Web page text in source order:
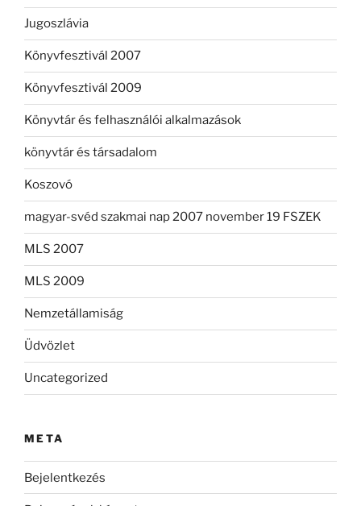
Jugoszlávia
Könyvfesztivál 2007
Könyvfesztivál 2009
Könyvtár és felhasználói alkalmazások
könyvtár és társadalom
Koszovó
magyar-svéd szakmai nap 2007 november 19 FSZEK
MLS 2007
MLS 2009
Nemzetállamiság
Üdvözlet
Uncategorized
META
Bejelentkezés